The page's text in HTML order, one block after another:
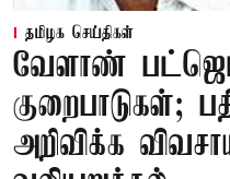
தமிழக செய்திகள்
வேளாண்
குறைபாடுகள்;
அறிவிக்க